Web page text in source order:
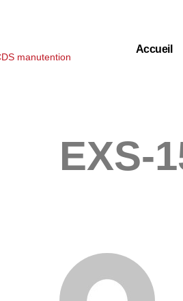
Accueil
EXS-